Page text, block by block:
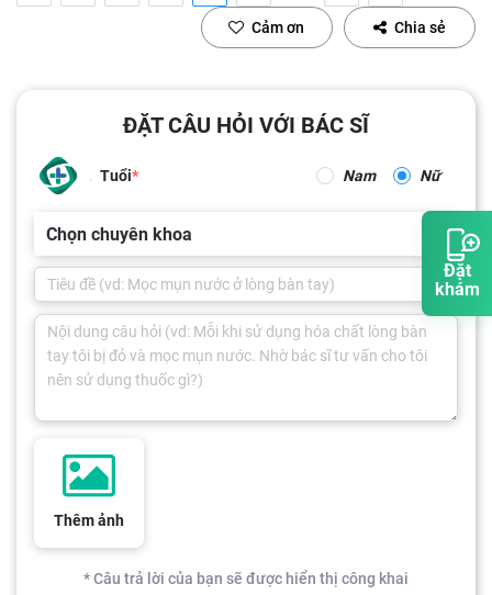
Đặt
khám
Cảm ơn Chia sẻ
ĐẶT CÂU HỎI VỚI BÁC SĨ
Tuổi Nam Nữ
Chọn chuyên khoa
Thêm ảnh
* Câu trả lời của bạn sẽ được hiển thị công khai